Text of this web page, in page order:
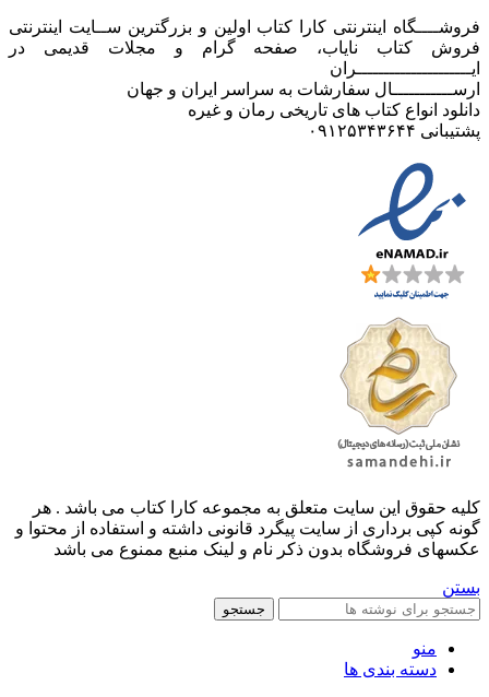
فروشــــگاه اینترنتی کارا کتاب اولین و بزرگترین ســایت اینترنتی
فروش کتاب نایاب، صفحه گرام و مجلات قدیمی در
ایـــــــــــــــــــــران
ارســـــــــــال سفارشات به سراسر ایران و جهان
دانلود انواع کتاب های تاریخی رمان و غیره
پشتیبانی ۰۹۱۲۵۳۴۳۶۴۴
کليه حقوق اين سايت متعلق به مجموعه کارا کتاب می باشد . هر
گونه کپی برداری از سایت پیگرد قانونی داشته و استفاده از محتوا و
عکسهای فروشگاه بدون ذکر نام و لینک منبع ممنوع می باشد
بستن
جستجو
منو
دسته بندی ها